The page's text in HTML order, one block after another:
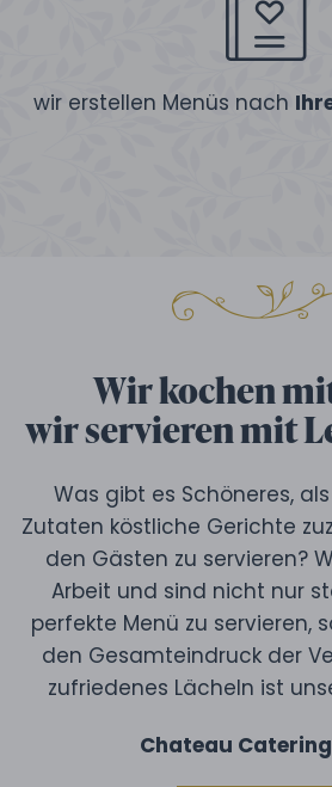
wir erstellen Menüs nach
Wir kochen
wir servieren mit
Was gibt es Schöneres,
Zutaten köstliche Gerichte
den Gästen zu servieren?
Arbeit und sind nicht nur
perfekte Menü zu servieren,
den Gesamteindruck der
zufriedenes Lächeln ist
Chateau